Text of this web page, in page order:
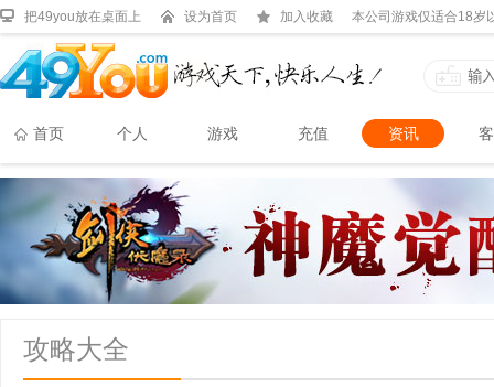
把49you放在桌面上 设为首页 加入收藏 本公司游戏仅适合18岁
首页 个人 游戏 充值 资讯
攻略大全